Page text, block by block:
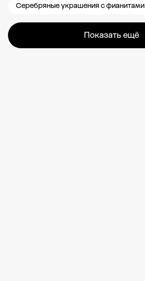
Серебряные украшения с фианитами
Показать ещё